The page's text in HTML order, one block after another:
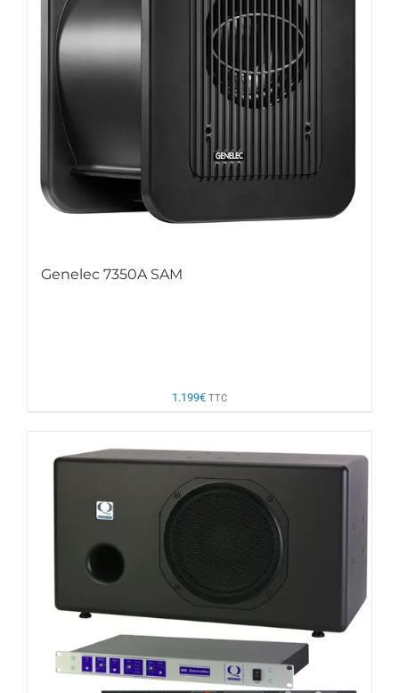
Genelec 7350A SAM
1.199€ TTC